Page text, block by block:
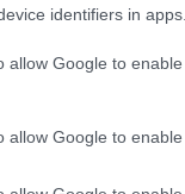
identifiers in apps.
allow Google to
allow Google to
με λάδια
την ζωή της
Βέρρα στην